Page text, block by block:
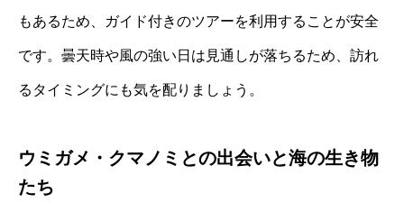
もあるため、ガイド付きのツアーを利用することが安全
です。曇天時や風の強い日は見通しが落ちるため、訪れ
るタイミングにも気を配りましょう。
ウミガメ・クマノミとの出会いと海の生き物
たち